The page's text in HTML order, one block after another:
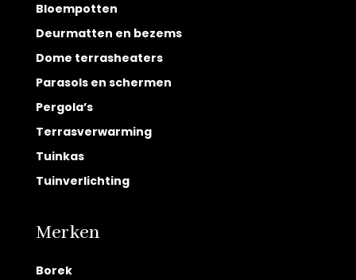
Bloempotten
Deurmatten en bezems
Dome terrasheaters
Parasols en schermen
Pergola’s
Terrasverwarming
Tuinkas
Tuinverlichting
Merken
Borek